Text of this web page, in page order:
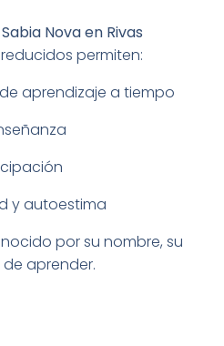
Nova en Rivas
permiten:
aprendizaje a tiempo
y autoestima
por su nombre, su
aprender.